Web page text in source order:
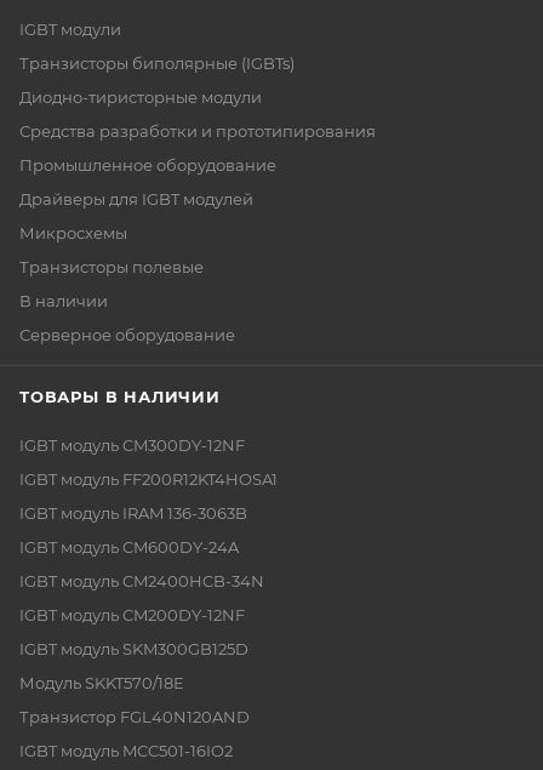
IGBT модули
Транзисторы биполярные (IGBTs)
Диодно-тиристорные модули
Средства разработки и прототипирования
Промышленное оборудование
Драйверы для IGBT модулей
Микросхемы
Транзисторы полевые
В наличии
Серверное оборудование
ТОВАРЫ В НАЛИЧИИ
IGBT модуль CM300DY-12NF
IGBT модуль FF200R12KT4HOSA1
IGBT модуль IRAM 136-3063B
IGBT модуль CM600DY-24A
IGBT модуль CM2400HCB-34N
IGBT модуль CM200DY-12NF
IGBT модуль SKM300GB125D
Модуль SKKT570/18E
Транзистор FGL40N120AND
IGBT модуль MCC501-16IO2